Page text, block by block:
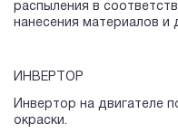
распыления в
нанесения материалов и
ИНВЕРТОР
Инвертор на двигателе
окраски.